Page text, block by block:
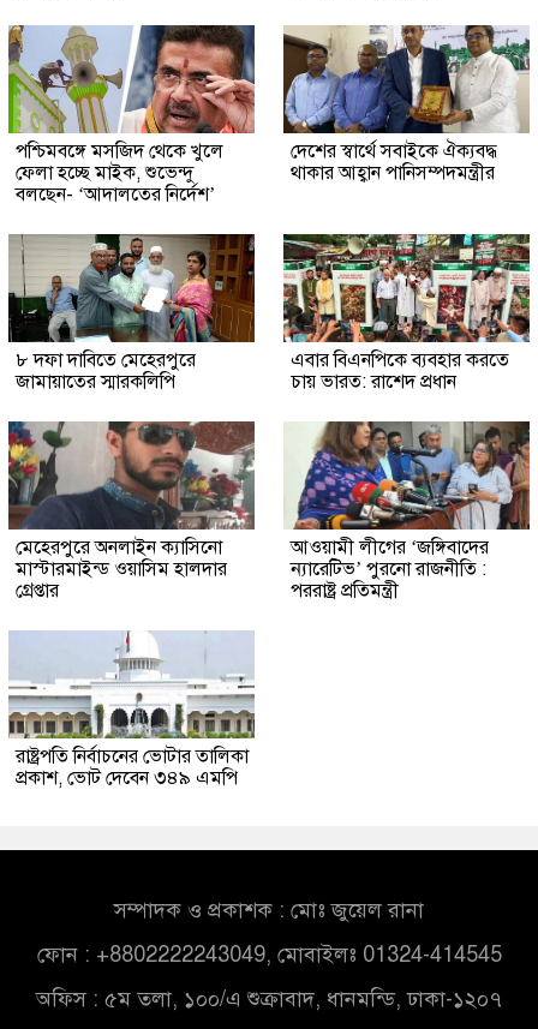
পশ্চিমবঙ্গে মসজিদ থেকে খুলে
ফেলা হচ্ছে মাইক, শুভেন্দু
বলছেন- ‘আদালতের নির্দেশ’
দেশের স্বার্থে সবাইকে ঐক্যবদ্ধ
থাকার আহ্বান পানিসম্পদমন্ত্রীর
৮ দফা দাবিতে মেহেরপুরে
জামায়াতের স্মারকলিপি
এবার বিএনপিকে ব্যবহার করতে
চায় ভারত: রাশেদ প্রধান
মেহেরপুরে অনলাইন ক্যাসিনো
মাস্টারমাইন্ড ওয়াসিম হালদার
গ্রেপ্তার
আওয়ামী লীগের ‘জঙ্গিবাদের
ন্যারেটিভ’ পুরনো রাজনীতি :
পররাষ্ট্র প্রতিমন্ত্রী
রাষ্ট্রপতি নির্বাচনের ভোটার তালিকা
প্রকাশ, ভোট দেবেন ৩৪৯ এমপি
সম্পাদক ও প্রকাশক : মোঃ জুয়েল রানা
ফোন : +8802222243049, মোবাইলঃ 01324-414545
অফিস : ৫ম তলা, ১০০/এ শুক্রাবাদ, ধানমন্ডি, ঢাকা-১২০৭